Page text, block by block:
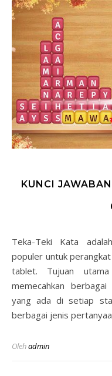
KUNCI
Teka-Teki Kata adalah sebuah game teka-teki yang
populer untuk
tablet. Tujuan
memecahkan
yang ada di setiap
berbagai jenis
Olehadmin